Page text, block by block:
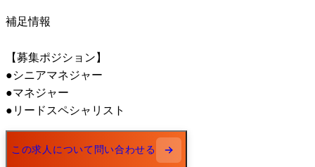
補足情報
【募集ポジション】
●シニアマネジャー
●マネジャー
●リードスペシャリスト
この求人について問い合わせる